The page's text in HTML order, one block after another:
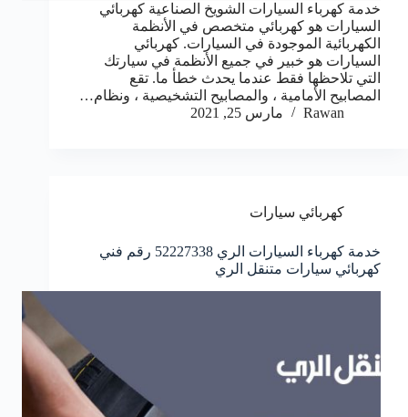
خدمة كهرباء السيارات الشويخ الصناعية كهربائي
السيارات هو كهربائي متخصص في الأنظمة
الكهربائية الموجودة في السيارات. كهربائي
السيارات هو خبير في جميع الأنظمة في سيارتك
التي تلاحظها فقط عندما يحدث خطأ ما. تقع
المصابيح الأمامية ، والمصابيح التشخيصية ، ونظام…
Rawan
مارس 25, 2021
كهربائي سيارات
خدمة كهرباء السيارات الري 52227338 رقم فني
كهربائي سيارات متنقل الري